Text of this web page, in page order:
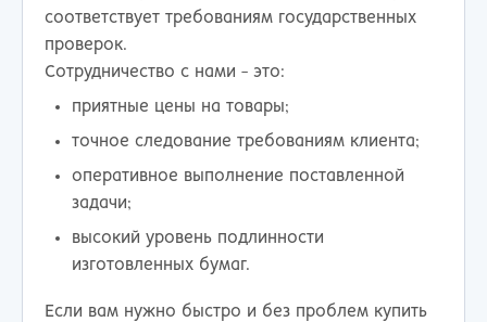
соответствует требованиям государственных
проверок.
Сотрудничество с нами - это:
приятные цены на товары;
точное следование требованиям клиента;
оперативное выполнение поставленной
задачи;
высокий уровень подлинности
изготовленных бумаг.
Если вам нужно быстро и без проблем купить